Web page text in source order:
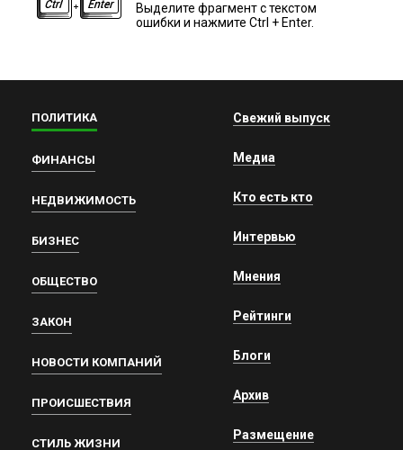
Выделите фрагмент с текстом
ошибки и нажмите Ctrl + Enter.
ПОЛИТИКА
ФИНАНСЫ
НЕДВИЖИМОСТЬ
БИЗНЕС
ОБЩЕСТВО
ЗАКОН
НОВОСТИ КОМПАНИЙ
ПРОИСШЕСТВИЯ
СТИЛЬ ЖИЗНИ
Свежий выпуск
Медиа
Кто есть кто
Интервью
Мнения
Рейтинги
Блоги
Архив
Размещение